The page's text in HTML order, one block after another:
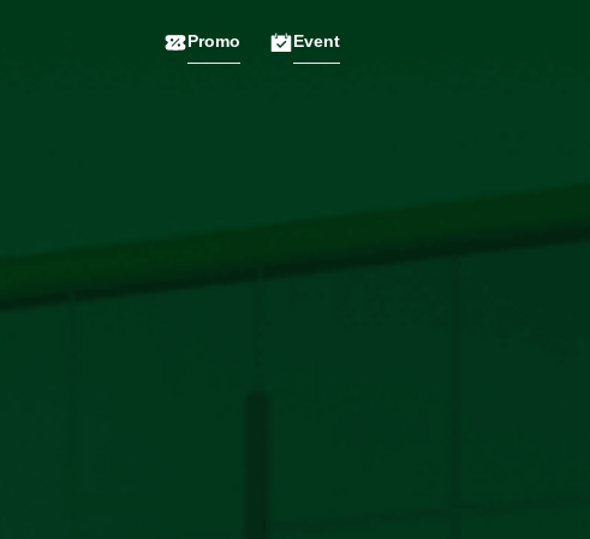
Promo Event